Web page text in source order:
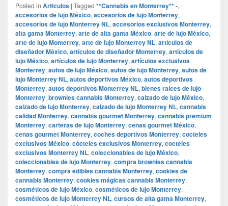
Posted in Articulos | Tagged **Cannabis en Monterrey** -,
accesorios de lujo México, accesorios de lujo Monterrey,
accesorios de lujo Monterrey NL, accesorios exclusivos Monterrey,
alta gama Monterrey, arte de alta gama México, arte de lujo México,
arte de lujo Monterrey, arte de lujo Monterrey NL, artículos de
diseñador México, artículos de diseñador Monterrey, artículos de
lujo México, artículos de lujo Monterrey, artículos exclusivos
Monterrey, autos de lujo México, autos de lujo Monterrey, autos de
lujo Monterrey NL, autos deportivos México, autos deportivos
Monterrey, autos deportivos Monterrey NL, bienes raíces de lujo
Monterrey, brownies cannabis Monterrey, calzado de lujo México,
calzado de lujo Monterrey, calzado de lujo Monterrey NL, cannabis
calidad Monterrey, cannabis gourmet Monterrey, cannabis premium
Monterrey, carteras de lujo Monterrey, cenas gourmet México,
cenas gourmet Monterrey, coches deportivos Monterrey, cocteles
exclusivos México, cócteles exclusivos Monterrey, cocteles
exclusivos Monterrey NL, coleccionables de lujo México,
coleccionables de lujo Monterrey, compra brownies cannabis
Monterrey, compra edibles cannabis Monterrey, cookies de
cannabis Monterrey, cookies mágicas cannabis Monterrey,
cosméticos de lujo México, cosméticos de lujo Monterrey,
cosméticos de lujo Monterrey NL, cursos de alta gama Monterrey,